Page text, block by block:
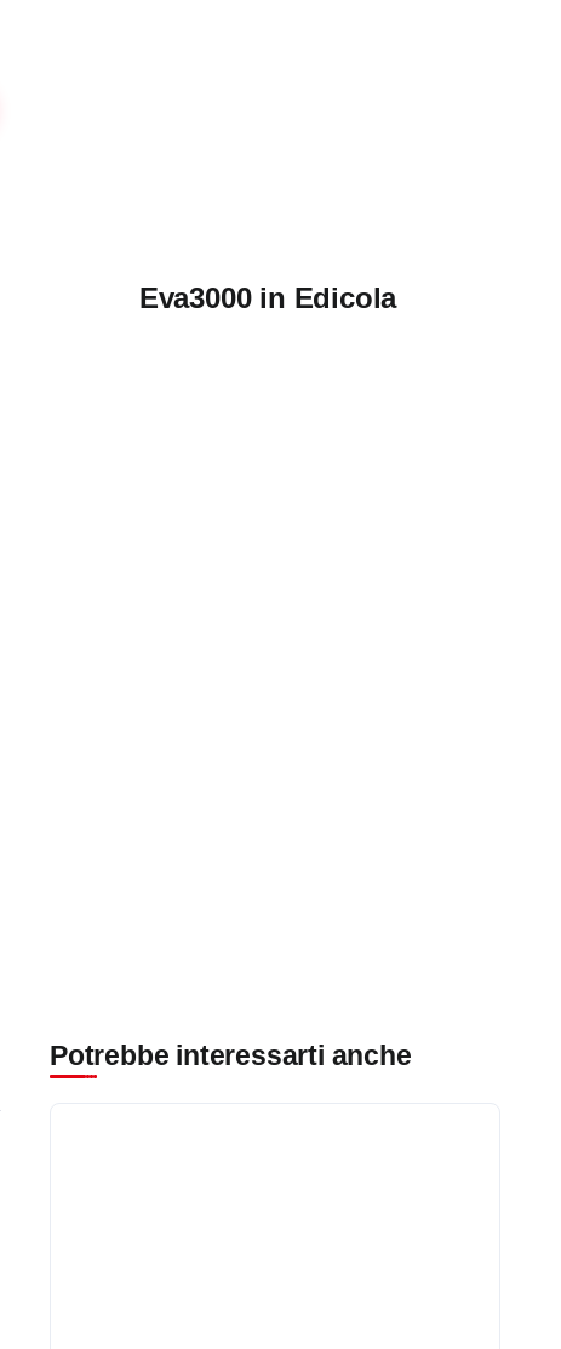
Eva3000 in Edicola
Potrebbe interessarti anche